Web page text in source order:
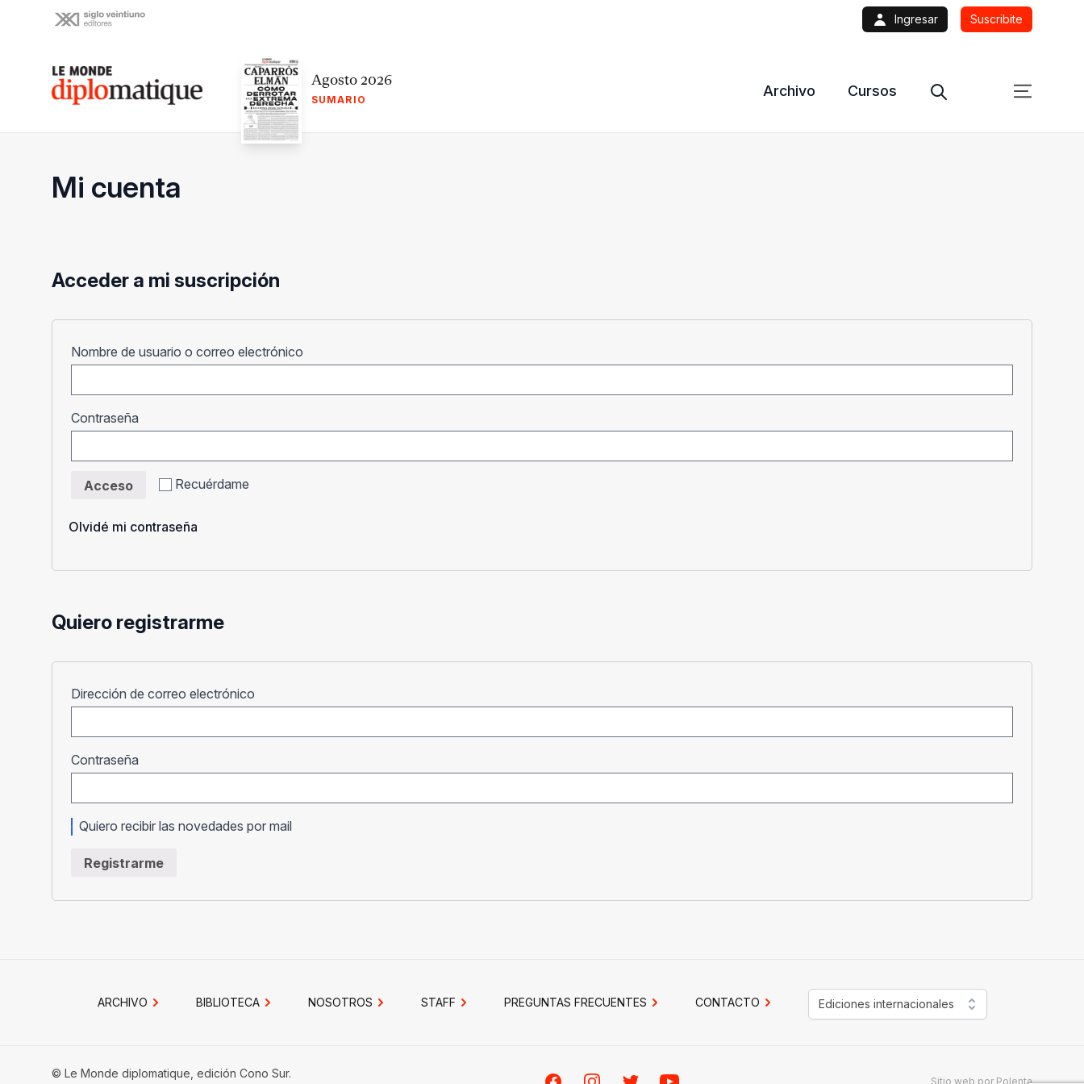
Ingresar Suscribite
Le monde diplomatique Agosto 2026
SUMARIO
Archivo Cursos
Mi cuenta
Acceder a mi suscripción
Nombre de usuario o correo electrónico
Contraseña
Recuérdame
Acceso
Olvidé mi contraseña
Quiero registrarme
Dirección de correo electrónico
Contraseña
Quiero recibir las novedades por mail
Registrarme
ARCHIVO BIBLIOTECA NOSOTROS STAFF PREGUNTAS FRECUENTES CONTACTO Ediciones internacionales
© Le Monde diplomatique, edición Cono Sur.
Sitio web por Polenta